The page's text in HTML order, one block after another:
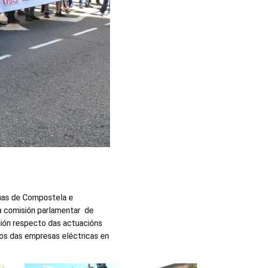
de Compostela e
comisión parlamentar de
respecto das actuacións
das empresas eléctricas en